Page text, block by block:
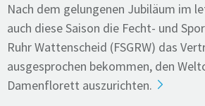
Nach dem gelungenen Jubiläum im
auch diese Saison die Fecht- und
Ruhr Wattenscheid (FSGRW) das
ausgesprochen bekommen, den
Damenflorett auszurichten.